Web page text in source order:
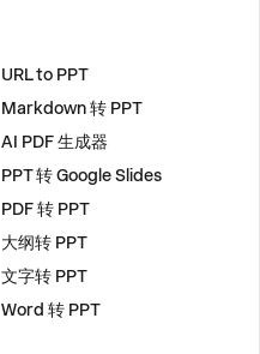
URL to PPT
Markdown 转 PPT
AI PDF 生成器
PPT 转 Google Slides
PDF 转 PPT
大纲转 PPT
文字转 PPT
Word 转 PPT